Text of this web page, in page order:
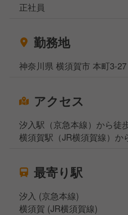
正社員
勤務地
神奈川県 横須賀市 本町3-27
アクセス
汐入駅（京急本線）から徒
横須賀駅（JR横須賀線）か
最寄り駅
汐入 (京急本線)
横須賀 (JR横須賀線)